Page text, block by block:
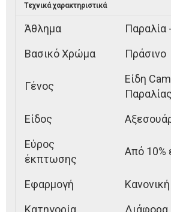
Τεχνικά χαρακτηριστικά
Άθλημα
Παραλία
Βασικό Χρώμα
Πράσινο
Γένος
Είδη
Παραλίας
Είδος
Εύρος
έκπτωσης
Από 10%
Εφαρμογή
Κανονική
Κατηγορία
Διάφορα